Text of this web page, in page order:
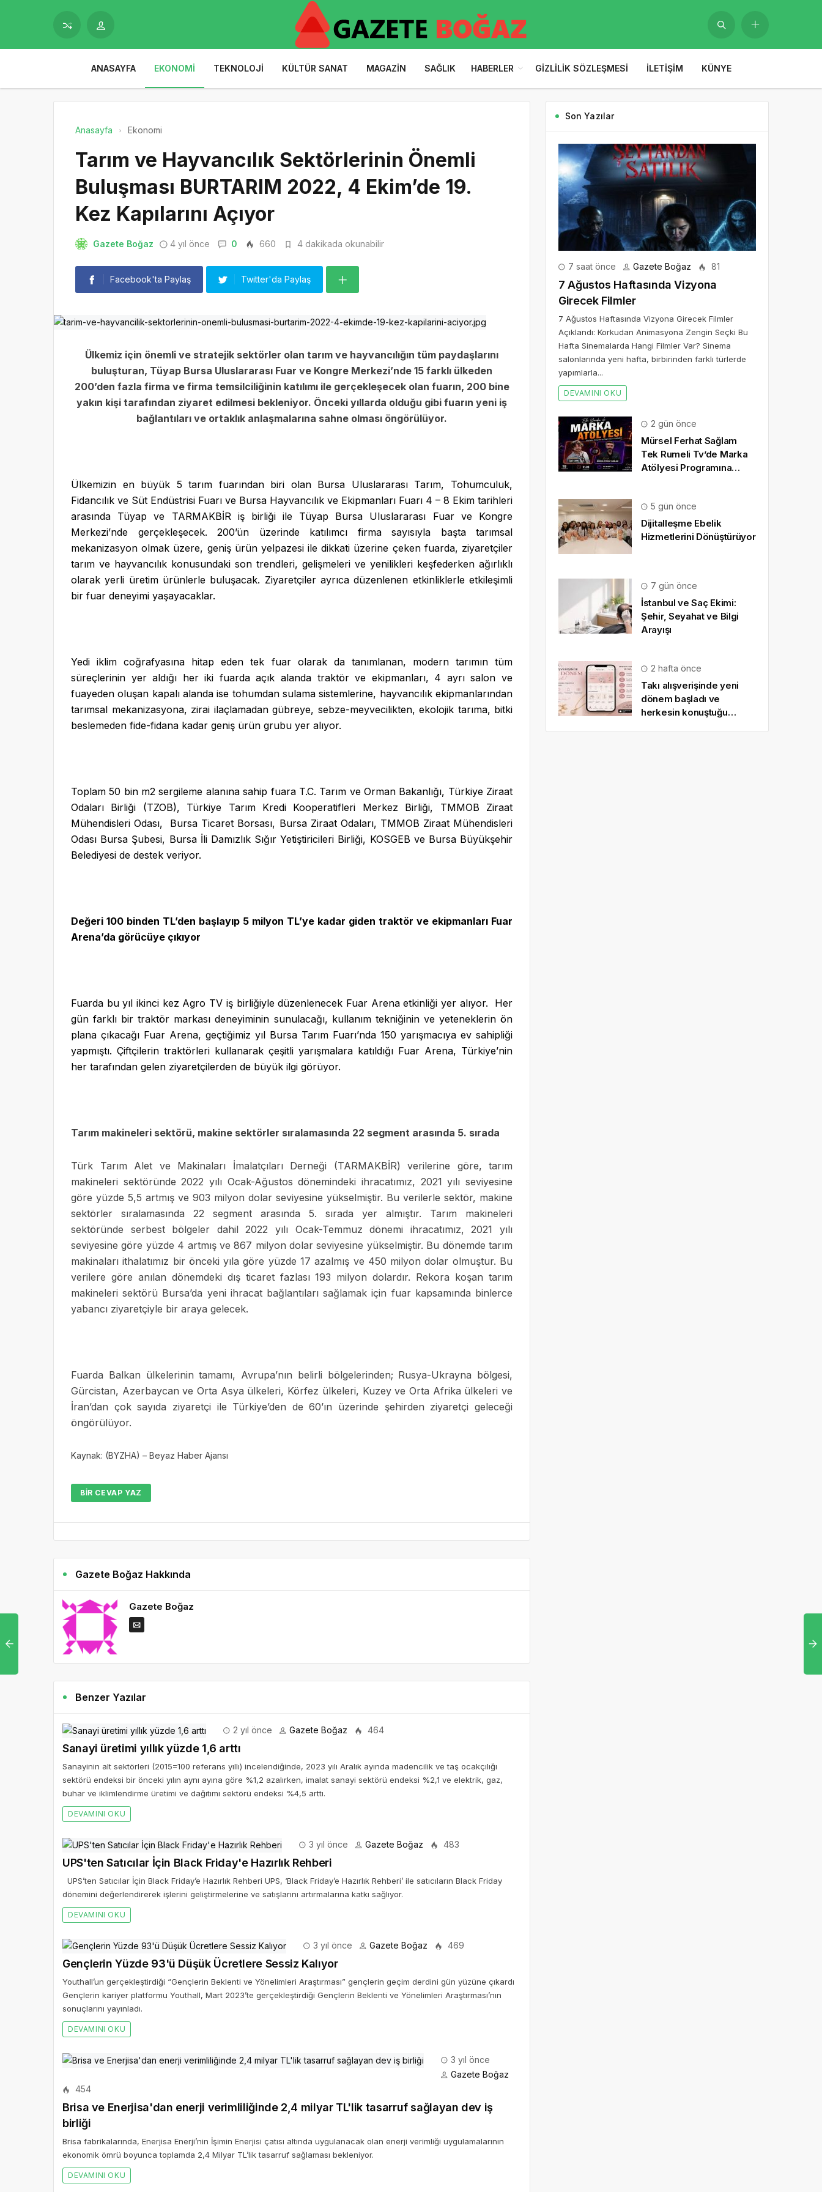
ANASAYFA EKONOMI TEKNOLOJI KÜLTÜR SANAT MAGAZIN SAĞLIK HABERLER GIZLILIK SÖZLEŞMESI İLETIŞIM KÜNYE
Anasayfa Ekonomi
Tarım ve Hayvancılık Sektörlerinin Önemli
Buluşması BURTARIM 2022, 4 Ekim’de 19.
Kez Kapılarını Açıyor
Gazete Boğaz 4 yıl önce 0 660 4 dakikada okunabilir
Facebook'ta Paylaş Twitter'da Paylaş
Ülkemiz için önemli ve stratejik sektörler olan tarım ve hayvancılığın tüm paydaşlarını
buluşturan, Tüyap Bursa Uluslararası Fuar ve Kongre Merkezi’nde 15 farklı ülkeden
200’den fazla firma ve firma temsilciliğinin katılımı ile gerçekleşecek olan fuarın, 200 bine
yakın kişi tarafından ziyaret edilmesi bekleniyor. Önceki yıllarda olduğu gibi fuarın yeni iş
bağlantıları ve ortaklık anlaşmalarına sahne olması öngörülüyor.
Ülkemizin en büyük 5 tarım fuarından biri olan Bursa Uluslararası Tarım, Tohumculuk,
Fidancılık ve Süt Endüstrisi Fuarı ve Bursa Hayvancılık ve Ekipmanları Fuarı 4 – 8 Ekim tarihleri
arasında Tüyap ve TARMAKBİR iş birliği ile Tüyap Bursa Uluslararası Fuar ve Kongre
Merkezi’nde gerçekleşecek. 200’ün üzerinde katılımcı firma sayısıyla başta tarımsal
mekanizasyon olmak üzere, geniş ürün yelpazesi ile dikkati üzerine çeken fuarda, ziyaretçiler
tarım ve hayvancılık konusundaki son trendleri, gelişmeleri ve yenilikleri keşfederken ağırlıklı
olarak yerli üretim ürünlerle buluşacak. Ziyaretçiler ayrıca düzenlenen etkinliklerle etkileşimli
bir fuar deneyimi yaşayacaklar.
Yedi iklim coğrafyasına hitap eden tek fuar olarak da tanımlanan, modern tarımın tüm
süreçlerinin yer aldığı her iki fuarda açık alanda traktör ve ekipmanları, 4 ayrı salon ve
fuayeden oluşan kapalı alanda ise tohumdan sulama sistemlerine, hayvancılık ekipmanlarından
tarımsal mekanizasyona, zirai ilaçlamadan gübreye, sebze-meyvecilikten, ekolojik tarıma, bitki
beslemeden fide-fidana kadar geniş ürün grubu yer alıyor.
Toplam 50 bin m2 sergileme alanına sahip fuara T.C. Tarım ve Orman Bakanlığı, Türkiye Ziraat
Odaları Birliği (TZOB), Türkiye Tarım Kredi Kooperatifleri Merkez Birliği, TMMOB Ziraat
Mühendisleri Odası, Bursa Ticaret Borsası, Bursa Ziraat Odaları, TMMOB Ziraat Mühendisleri
Odası Bursa Şubesi, Bursa İli Damızlık Sığır Yetiştiricileri Birliği, KOSGEB ve Bursa Büyükşehir
Belediyesi de destek veriyor.
Değeri 100 binden TL’den başlayıp 5 milyon TL’ye kadar giden traktör ve ekipmanları Fuar
Arena’da görücüye çıkıyor
Fuarda bu yıl ikinci kez Agro TV iş birliğiyle düzenlenecek Fuar Arena etkinliği yer alıyor. Her
gün farklı bir traktör markası deneyiminin sunulacağı, kullanım tekniğinin ve yeteneklerin ön
plana çıkacağı Fuar Arena, geçtiğimiz yıl Bursa Tarım Fuarı’nda 150 yarışmacıya ev sahipliği
yapmıştı. Çiftçilerin traktörleri kullanarak çeşitli yarışmalara katıldığı Fuar Arena, Türkiye’nin
her tarafından gelen ziyaretçilerden de büyük ilgi görüyor.
Tarım makineleri sektörü, makine sektörler sıralamasında 22 segment arasında 5. sırada
Türk Tarım Alet ve Makinaları İmalatçıları Derneği (TARMAKBİR) verilerine göre, tarım
makineleri sektöründe 2022 yılı Ocak-Ağustos dönemindeki ihracatımız, 2021 yılı seviyesine
göre yüzde 5,5 artmış ve 903 milyon dolar seviyesine yükselmiştir. Bu verilerle sektör, makine
sektörler sıralamasında 22 segment arasında 5. sırada yer almıştır. Tarım makineleri
sektöründe serbest bölgeler dahil 2022 yılı Ocak-Temmuz dönemi ihracatımız, 2021 yılı
seviyesine göre yüzde 4 artmış ve 867 milyon dolar seviyesine yükselmiştir. Bu dönemde tarım
makinaları ithalatımız bir önceki yıla göre yüzde 17 azalmış ve 450 milyon dolar olmuştur. Bu
verilere göre anılan dönemdeki dış ticaret fazlası 193 milyon dolardır. Rekora koşan tarım
makineleri sektörü Bursa’da yeni ihracat bağlantıları sağlamak için fuar kapsamında binlerce
yabancı ziyaretçiyle bir araya gelecek.
Fuarda Balkan ülkelerinin tamamı, Avrupa’nın belirli bölgelerinden; Rusya-Ukrayna bölgesi,
Gürcistan, Azerbaycan ve Orta Asya ülkeleri, Körfez ülkeleri, Kuzey ve Orta Afrika ülkeleri ve
İran’dan çok sayıda ziyaretçi ile Türkiye’den de 60’ın üzerinde şehirden ziyaretçi geleceği
öngörülüyor.
Kaynak: (BYZHA) – Beyaz Haber Ajansı
BIR CEVAP YAZ
Gazete Boğaz Hakkında
Gazete Boğaz
Benzer Yazılar
2 yıl önce Gazete Boğaz 464
Sanayi üretimi yıllık yüzde 1,6 arttı
Sanayinin alt sektörleri (2015=100 referans yıllı) incelendiğinde, 2023 yılı Aralık ayında madencilik ve taş ocakçılığı
sektörü endeksi bir önceki yılın aynı ayına göre %1,2 azalırken, imalat sanayi sektörü endeksi %2,1 ve elektrik, gaz,
buhar ve iklimlendirme üretimi ve dağıtımı sektörü endeksi %4,5 arttı.
DEVAMINI OKU
3 yıl önce Gazete Boğaz 483
UPS'ten Satıcılar İçin Black Friday'e Hazırlık Rehberi
UPS’ten Satıcılar İçin Black Friday’e Hazırlık Rehberi UPS, ‘Black Friday’e Hazırlık Rehberi’ ile satıcıların Black Friday
dönemini değerlendirerek işlerini geliştirmelerine ve satışlarını artırmalarına katkı sağlıyor.
DEVAMINI OKU
3 yıl önce Gazete Boğaz 469
Gençlerin Yüzde 93'ü Düşük Ücretlere Sessiz Kalıyor
Youthall’un gerçekleştirdiği “Gençlerin Beklenti ve Yönelimleri Araştırması” gençlerin geçim derdini gün yüzüne çıkardı
Gençlerin kariyer platformu Youthall, Mart 2023’te gerçekleştirdiği Gençlerin Beklenti ve Yönelimleri Araştırması’nın
sonuçlarını yayınladı.
DEVAMINI OKU
3 yıl önce
Gazete Boğaz
454
Brisa ve Enerjisa'dan enerji verimliliğinde 2,4 milyar TL'lik tasarruf sağlayan dev iş
birliği
Brisa fabrikalarında, Enerjisa Enerji’nin İşimin Enerjisi çatısı altında uygulanacak olan enerji verimliği uygulamalarının
ekonomik ömrü boyunca toplamda 2,4 Milyar TL’lik tasarruf sağlaması bekleniyor.
DEVAMINI OKU
Son Yazılar
7 saat önce Gazete Boğaz 81
7 Ağustos Haftasında Vizyona
Girecek Filmler
7 Ağustos Haftasında Vizyona Girecek Filmler
Açıklandı: Korkudan Animasyona Zengin Seçki Bu
Hafta Sinemalarda Hangi Filmler Var? Sinema
salonlarında yeni hafta, birbirinden farklı türlerde
yapımlarla...
DEVAMINI OKU
2 gün önce
Mürsel Ferhat Sağlam
Tek Rumeli Tv’de Marka
Atölyesi Programına
5 gün önce
Dijitalleşme Ebelik
Hizmetlerini Dönüştürüyor
7 gün önce
İstanbul ve Saç Ekimi:
Şehir, Seyahat ve Bilgi
Arayışı
2 hafta önce
Takı alışverişinde yeni
dönem başladı ve
herkesin konuştuğu